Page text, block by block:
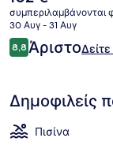
μπαρ/lounge και
εξυπηρετικό
τρέχουσα
τιμή
είναι
102 €
συμπεριλαμβάνονται
30 Αυγ - 31 Αυγ
Σχόλια
8,88,8 στα 10
Άριστο
Δημοφιλείς
Πισίνα